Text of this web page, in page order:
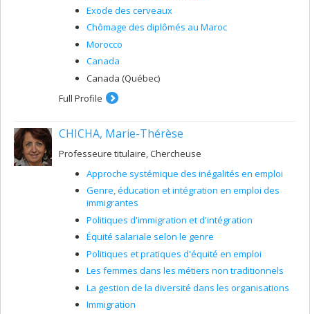
Exode des cerveaux
Chômage des diplômés au Maroc
Morocco
Canada
Canada (Québec)
Full Profile
CHICHA, Marie-Thérèse
Professeure titulaire, Chercheuse
Approche systémique des inégalités en emploi
Genre, éducation et intégration en emploi des
immigrantes
Politiques d'immigration et d'intégration
Équité salariale selon le genre
Politiques et pratiques d'équité en emploi
Les femmes dans les métiers non traditionnels
La gestion de la diversité dans les organisations
Immigration